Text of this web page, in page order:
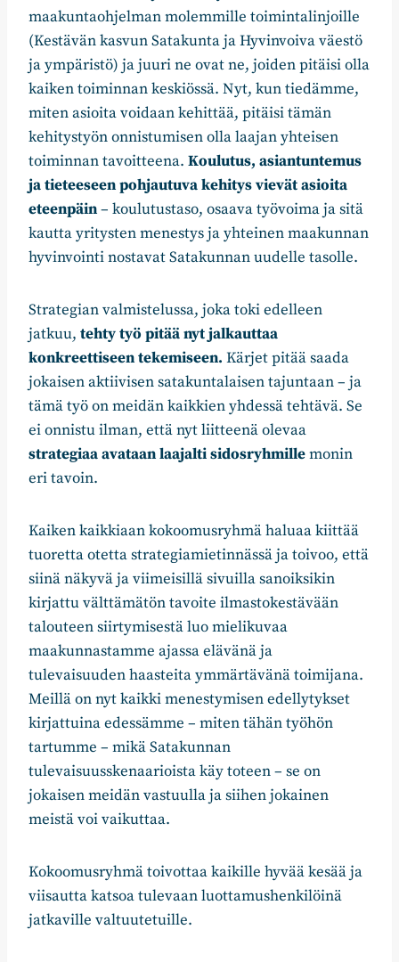
maakuntaohjelman molemmille toimintalinjoille
(Kestävän kasvun Satakunta ja Hyvinvoiva väestö
ja ympäristö) ja juuri ne ovat ne, joiden pitäisi olla
kaiken toiminnan keskiössä. Nyt, kun tiedämme,
miten asioita voidaan kehittää, pitäisi tämän
kehitystyön onnistumisen olla laajan yhteisen
toiminnan tavoitteena. Koulutus, asiantuntemus
ja tieteeseen pohjautuva kehitys vievät asioita
eteenpäin– koulutustaso, osaava työvoima ja sitä
kautta yritysten menestys ja yhteinen maakunnan
hyvinvointi nostavat Satakunnan uudelle tasolle.
Strategian valmistelussa, joka toki edelleen
jatkuu, tehty työ pitää nyt jalkauttaa
konkreettiseen tekemiseen. Kärjet pitää saada
jokaisen aktiivisen satakuntalaisen tajuntaan – ja
tämä työ on meidän kaikkien yhdessä tehtävä. Se
ei onnistu ilman, että nyt liitteenä olevaa
strategiaa avataan laajalti sidosryhmillemonin
eri tavoin.
Kaiken kaikkiaan kokoomusryhmä haluaa kiittää
tuoretta otetta strategiamietinnässä ja toivoo, että
siinä näkyvä ja viimeisillä sivuilla sanoiksikin
kirjattu välttämätön tavoite ilmastokestävään
talouteen siirtymisestä luo mielikuvaa
maakunnastamme ajassa elävänä ja
tulevaisuuden haasteita ymmärtävänä toimijana.
Meillä on nyt kaikki menestymisen edellytykset
kirjattuina edessämme – miten tähän työhön
tartumme – mikä Satakunnan
tulevaisuusskenaarioista käy toteen – se on
jokaisen meidän vastuulla ja siihen jokainen
meistä voi vaikuttaa.
Kokoomusryhmä toivottaa kaikille hyvää kesää ja
viisautta katsoa tulevaan luottamushenkilöinä
jatkaville valtuutetuille.